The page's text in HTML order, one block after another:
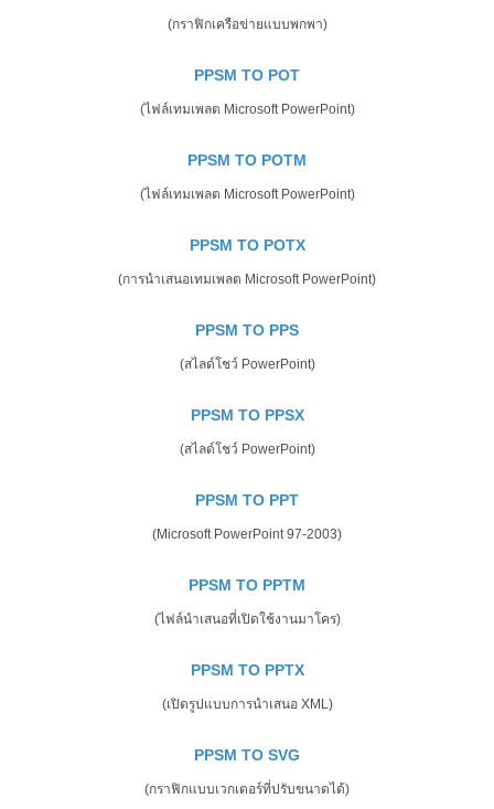
(กราฟิกเครือข่ายแบบพกพา)
PPSM TO POT
(ไฟล์เทมเพลต Microsoft PowerPoint)
PPSM TO POTM
(ไฟล์เทมเพลต Microsoft PowerPoint)
PPSM TO POTX
(การนำเสนอเทมเพลต Microsoft PowerPoint)
PPSM TO PPS
(สไลด์โชว์ PowerPoint)
PPSM TO PPSX
(สไลด์โชว์ PowerPoint)
PPSM TO PPT
(Microsoft PowerPoint 97-2003)
PPSM TO PPTM
(ไฟล์นำเสนอที่เปิดใช้งานมาโคร)
PPSM TO PPTX
(เปิดรูปแบบการนำเสนอ XML)
PPSM TO SVG
(กราฟิกแบบเวกเตอร์ที่ปรับขนาดได้)